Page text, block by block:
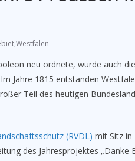
,Westfalen
neu ordnete, wurde auch
Jahre 1815 entstanden
Teil des heutigen
(RVDL) mit Sitz in
des Jahresprojektes „Danke